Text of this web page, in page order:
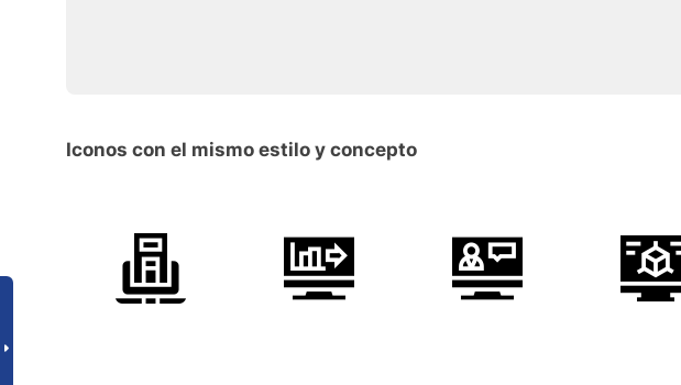
Iconos con el mismo estilo y concepto